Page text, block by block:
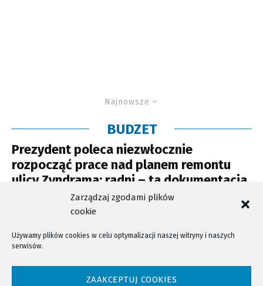
Zarządzaj zgodami plików
cookie
Używamy plików cookies w celu optymalizacji naszej witryny i naszych
serwisów.
ZAAKCEPTUJ COOKIES
Najnowsze
BUDZET
Prezydent poleca niezwłocznie
rozpocząć prace nad planem remontu
ulicy Zyndrama; radni – ta dokumentacja
miała być gotowa do końca roku
NTV - Nasza Telewizja Sądecka © 2023 Wszystkie prawa zastrzeżone!